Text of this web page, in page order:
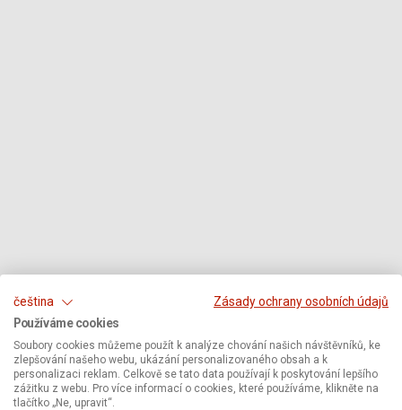
čeština
Zásady ochrany osobních údajů
Používáme cookies
Soubory cookies můžeme použít k analýze chování našich návštěvníků, ke
zlepšování našeho webu, ukázání personalizovaného obsah a k
personalizaci reklam. Celkově se tato data používají k poskytování lepšího
zážitku z webu. Pro více informací o cookies, které používáme, klikněte na
tlačítko „Ne, upravit“.